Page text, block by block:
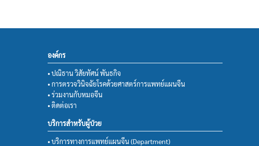
องค์กร
• ปณิธาน วิสัยทัศน์ พันธกิจ
• การตรวจวินิจฉัยโรคด้วยศาสตร์การแพทย์แผนจีน
• ร่วมงานกับหมอจีน
• ติดต่อเรา
บริการสำหรับผู้ป่วย
• บริการทางการแพทย์แผนจีน (Department)